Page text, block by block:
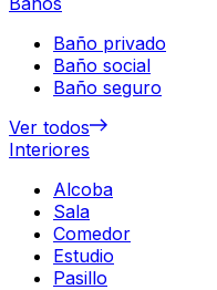
Baño privado
Baño social
Baño seguro
Ver todos
Interiores
Alcoba
Sala
Comedor
Estudio
Pasillo